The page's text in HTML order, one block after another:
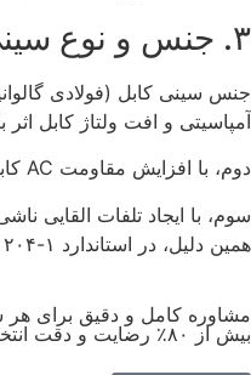
۳. جنس و نوع سینی کابل
آمپاسیتی و افت ولتاژ کابل
دوم، با افزایش مقاومت AC کابل به دلیل اثر مجاورتی بین هادی‌های کابل و بدنه فلزی سینی.
همین دلیل، در استاندارد IEC ۶۰۲۰۴-۱ برای کابل‌های قدرت در سینی‌های فلزی، ضرایب تصحیح جداگانه‌ای ارائه شده است.
مشاوره کامل و دقیق برای هر
بیش از ۸۰٪ رضایت و دقت انتخاب کالای تولیدی و عمده فقط بعد از یک تماس